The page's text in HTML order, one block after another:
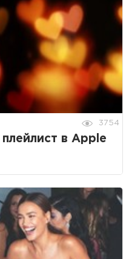
3754
в Apple